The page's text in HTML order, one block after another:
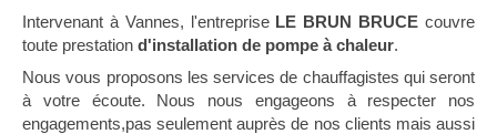
Intervenant à Vannes, l'entreprise LE BRUN BRUCE couvre
toute prestation d'installation de pompe à chaleur.
Nous vous proposons les services de chauffagistes qui seront
à votre écoute. Nous nous engageons à respecter nos
engagements,pas seulement auprès de nos clients mais aussi